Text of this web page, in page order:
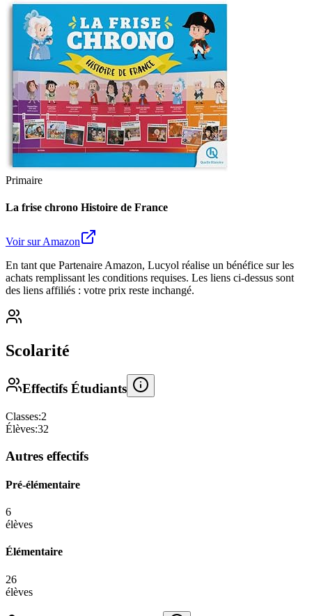
Primaire
La frise chrono Histoire de France
Voir sur Amazon
En tant que Partenaire Amazon, Lucyol réalise un bénéfice sur les
achats remplissant les conditions requises. Les liens ci-dessus sont
des liens affiliés : votre prix reste inchangé.
Scolarité
Effectifs Étudiants
Classes:2
Élèves:32
Autres effectifs
Pré-élémentaire
6
élèves
Élémentaire
26
élèves